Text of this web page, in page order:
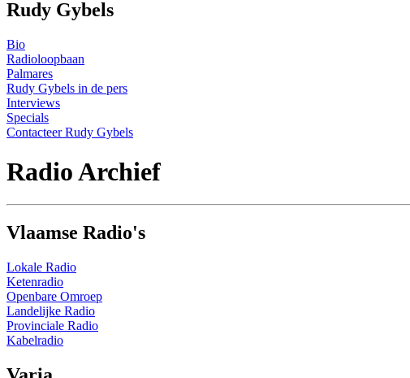
Rudy Gybels
Bio
Radioloopbaan
Palmares
Rudy Gybels in de pers
Interviews
Specials
Contacteer Rudy Gybels
Radio Archief
Vlaamse Radio's
Lokale Radio
Ketenradio
Openbare Omroep
Landelijke Radio
Provinciale Radio
Kabelradio